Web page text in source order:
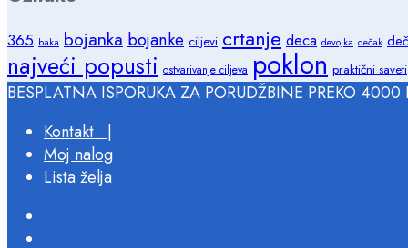
365 baka bojanka bojanke ciljevi crtanje deca devojka dečak
najveći popusti ostvarivanje ciljeva poklon praktični saveti
BESPLATNA ISPORUKA ZA PORUDŽBINE PREKO 4000
Kontakt |
Moj nalog
Lista želja